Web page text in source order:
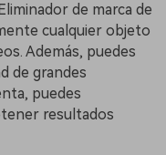
de marca de
cualquier objeto
Además, puedes
de grandes
puedes
resultados